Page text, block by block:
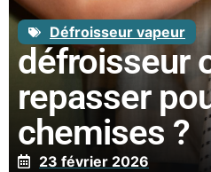
Défroisseur vapeur
défroisseur
repasser
chemises ?
23 février 2026